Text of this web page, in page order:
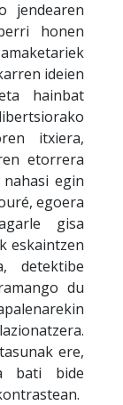
jendearen
honen
ideien
hainbat
itxiera,
etorrera
egin
egoera
gisa
eskaintzen
detektibe
du
ere,
bati bide